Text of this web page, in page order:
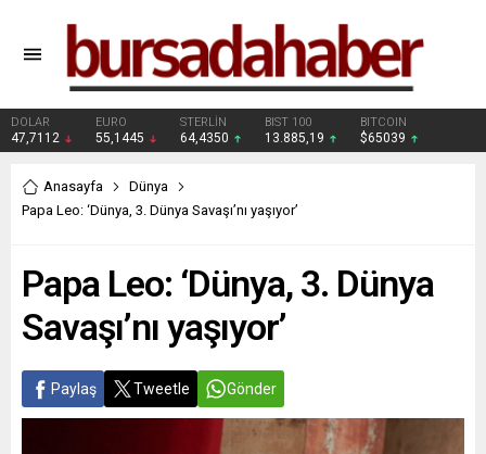
DOLAR
47,7112
EURO
55,1445
STERLİN
64,4350
BIST 100
13.885,19
BITCOIN
$65039
Anasayfa
Dünya
Papa Leo: ‘Dünya, 3. Dünya Savaşı’nı yaşıyor’
Papa Leo: ‘Dünya, 3. Dünya
Savaşı’nı yaşıyor’
Paylaş Tweetle Gönder